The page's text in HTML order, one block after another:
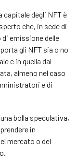
capitale degli NFT è
che, in sede di
emissione delle
gli NFT sia o no
e in quella dal
almeno nel caso
e di
bolla speculativa,
in
mercato o del